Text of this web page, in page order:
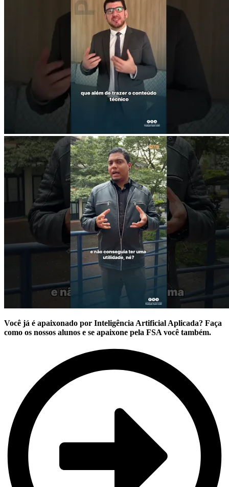
Você já é apaixonado por Inteligência Artificial Aplicada? Faça
como os nossos alunos e se apaixone pela FSA você também.